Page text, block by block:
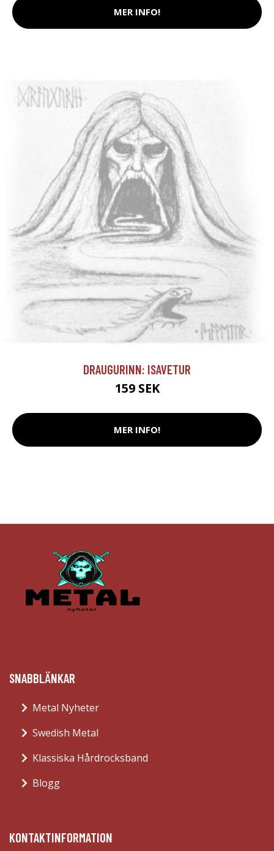
MER INFO!
DRAUGURINN: ISAVETUR
159 SEK
MER INFO!
SNABBLÄNKAR
Metal Nyheter
Swedish Metal
Klassiska Hårdrocksband
Blogg
KONTAKTINFORMATION